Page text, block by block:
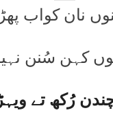
نان کواب
کہن سُنن
رُکھ تے